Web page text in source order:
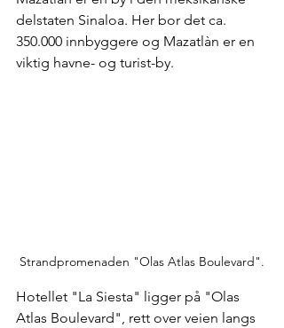
delstaten Sinaloa. Her bor det ca.
350.000 innbyggere og Mazatlàn er en
viktig havne- og turist-by.
Strandpromenaden "Olas Atlas Boulevard".
Hotellet "La Siesta" ligger på "Olas
Atlas Boulevard", rett over veien langs